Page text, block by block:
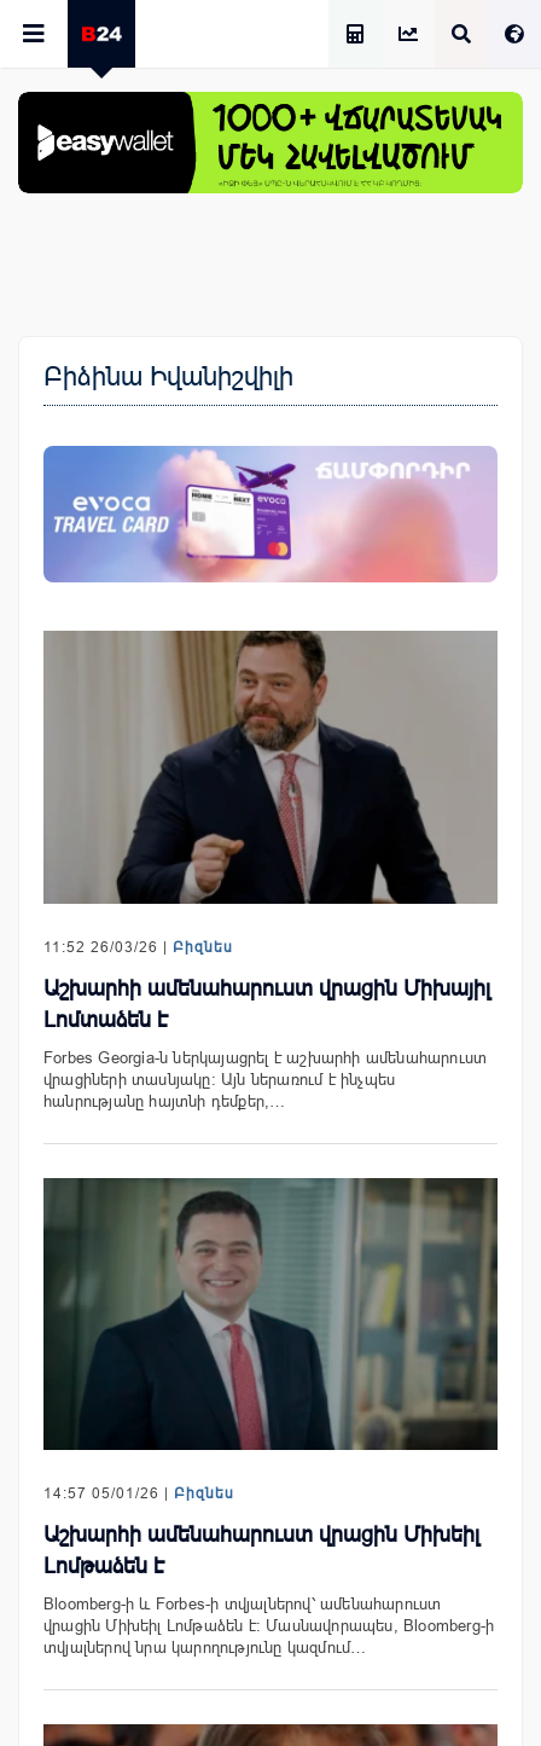
Բիձինա Իվանիշվիլի
11:52 26/03/26 | Բիզնես
Աշխարհի ամենահարուստ վրացին Միխայիլ
Լոմտաձեն է
Forbes Georgia-ն ներկայացրել է աշխարհի ամենահարուստ
վրացիների տասնյակը: Այն ներառում է ինչպես
հանրությանը հայտնի դեմքեր,…
14:57 05/01/26 | Բիզնես
Աշխարհի ամենահարուստ վրացին Միխեիլ
Լոմթաձեն է
Bloomberg-ի և Forbes-ի տվյալներով՝ ամենահարուստ
վրացին Միխեիլ Լոմթաձեն է։ Մասնավորապես, Bloomberg-ի
տվյալներով նրա կարողությունը կազմում…